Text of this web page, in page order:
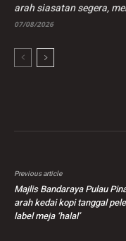
arah siasatan segera,
07/08/2026
Previous article
Majlis Bandaraya Pulau
arah kedai kopi tanggal
label meja ‘halal’